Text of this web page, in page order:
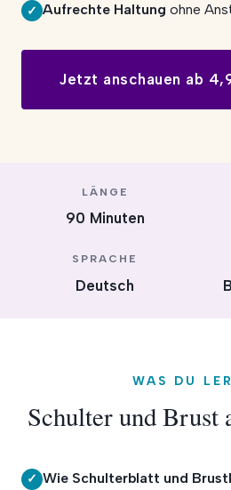
✓ Aufrechte Haltung ohne
Jetzt anschauen ab
LÄNGE
90 Minuten
SPRACHE
Deutsch
WAS DU
Schulter und Brust
✓ Wie Schulterblatt und